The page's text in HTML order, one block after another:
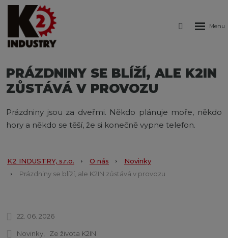
PRÁZDNINY SE BLÍŽÍ, ALE K2IN
ZŮSTÁVÁ V PROVOZU
Prázdniny jsou za dveřmi. Někdo plánuje moře, někdo
hory a někdo se těší, že si konečně vypne telefon.
K2 INDUSTRY, s.r.o. O nás
Novinky
Prázdniny se blíží, ale K2IN zůstává v provozu
22. 06. 2026
Novinky Ze života K2IN